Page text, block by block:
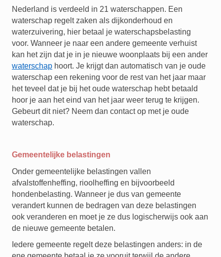
Nederland is verdeeld in 21 waterschappen. Een
waterschap regelt zaken als dijkonderhoud en
waterzuivering, hier betaal je waterschapsbelasting
voor. Wanneer je naar een andere gemeente verhuist
kan het zijn dat je in je nieuwe woonplaats bij een ander
waterschap hoort. Je krijgt dan automatisch van je oude
waterschap een rekening voor de rest van het jaar maar
het teveel dat je bij het oude waterschap hebt betaald
hoor je aan het eind van het jaar weer terug te krijgen.
Gebeurt dit niet? Neem dan contact op met je oude
waterschap.
Gemeentelijke belastingen
Onder gemeentelijke belastingen vallen
afvalstoffenheffing, rioolheffing en bijvoorbeeld
hondenbelasting. Wanneer je dus van gemeente
verandert kunnen de bedragen van deze belastingen
ook veranderen en moet je ze dus logischerwijs ook aan
de nieuwe gemeente betalen.
Iedere gemeente regelt deze belastingen anders: in de